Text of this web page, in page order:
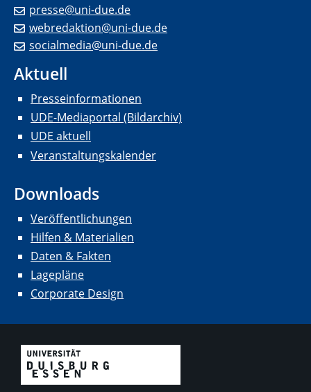
presse@uni-due.de
webredaktion@uni-due.de
socialmedia@uni-due.de
Aktuell
Presseinformationen
UDE-Mediaportal (Bildarchiv)
UDE aktuell
Veranstaltungskalender
Downloads
Veröffentlichungen
Hilfen & Materialien
Daten & Fakten
Lagepläne
Corporate Design